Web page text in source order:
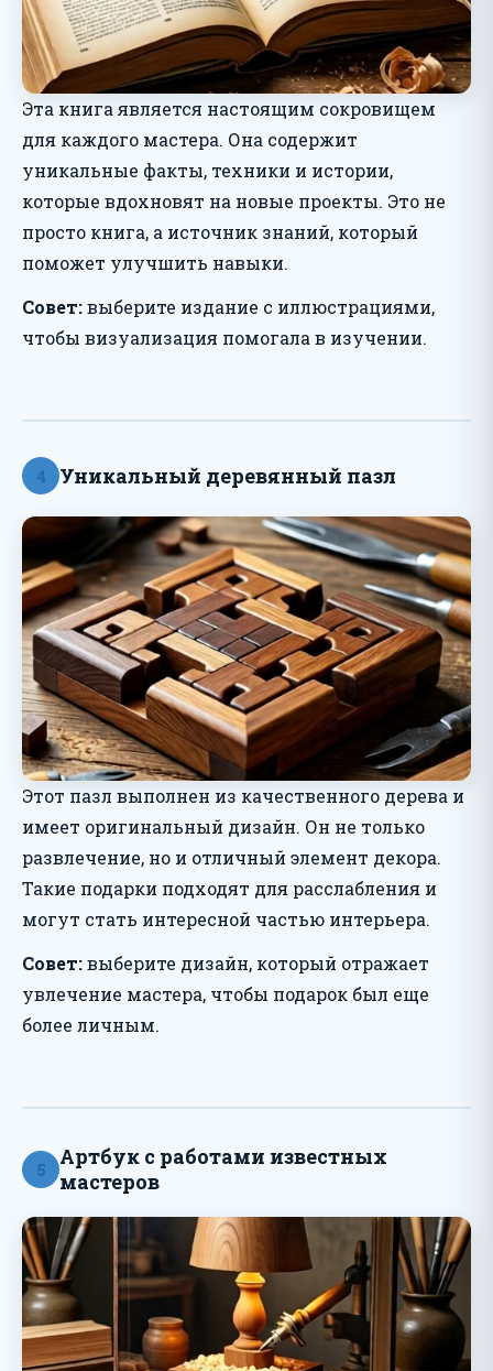
Эта книга является настоящим сокровищем
для каждого мастера. Она содержит
уникальные факты, техники и истории,
которые вдохновят на новые проекты. Это не
просто книга, а источник знаний, который
поможет улучшить навыки.
Совет:выберите издание с иллюстрациями,
чтобы визуализация помогала в изучении.
4 Уникальный деревянный пазл
Этот пазл выполнен из качественного дерева и
имеет оригинальный дизайн. Он не только
развлечение, но и отличный элемент декора.
Такие подарки подходят для расслабления и
могут стать интересной частью интерьера.
Совет:выберите дизайн, который отражает
увлечение мастера, чтобы подарок был еще
более личным.
5
Артбук с работами известных
мастеров